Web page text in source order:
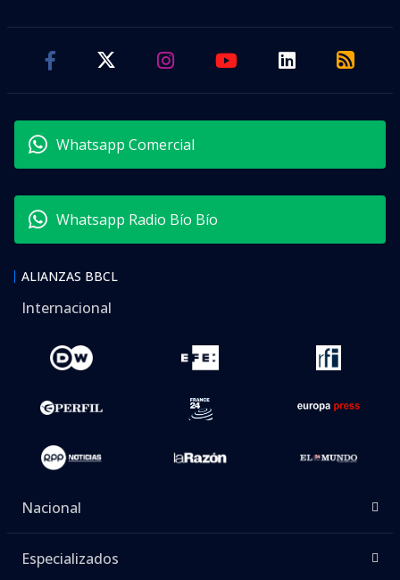
visitas
VER RESUMEN
Foo Fightersagendó su regreso a Chile. La banda
liderada porDave Grohl
vez en el país en el marco de la gira ‘Take Cover
La fecha quedó programada para el próximo
febrero en el Parque Estadio Nacional
bandas chilenas
Adelaida y Aurora Voraz
teloneros.
Luz para las Army: Ministerio del
Deporte autoriza el Estadio